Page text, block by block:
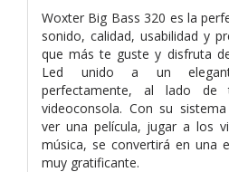
Woxter Big Bass 320 es la
sonido, calidad, usabilidad y
que más te guste y disfruta
Led unido a un
perfectamente, al lado
videoconsola. Con su
ver una película, jugar a los
música, se convertirá en una
muy gratificante.